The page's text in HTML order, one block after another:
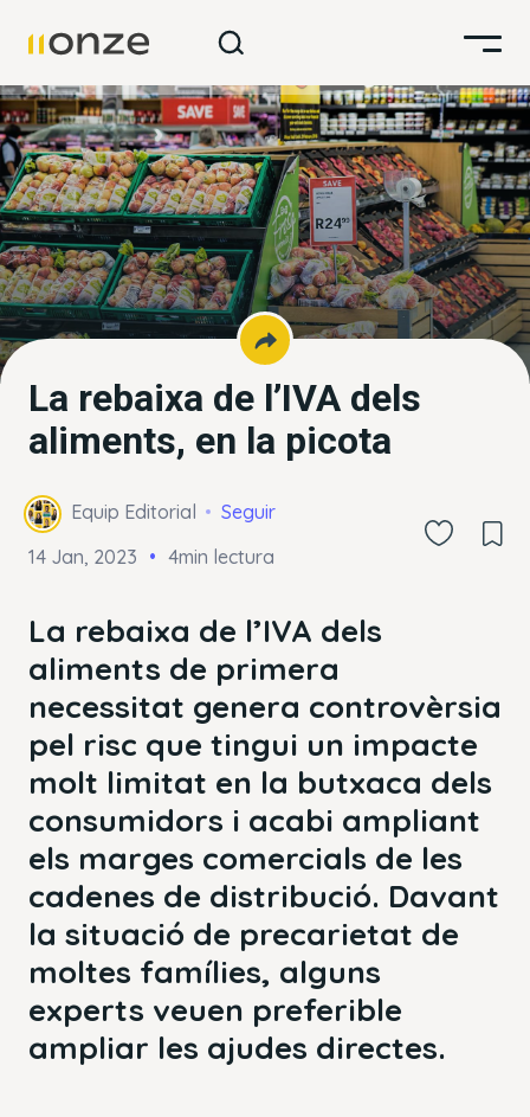
La rebaixa de l’IVA dels
aliments, en la picota
Equip Editorial
Seguir
14 Jan, 2023
4min lectura
La rebaixa de l’IVA dels
aliments de primera
necessitat genera controvèrsia
pel risc que tingui un impacte
molt limitat en la butxaca dels
consumidors i acabi ampliant
els marges comercials de les
cadenes de distribució. Davant
la situació de precarietat de
moltes famílies, alguns
experts veuen preferible
ampliar les ajudes directes.